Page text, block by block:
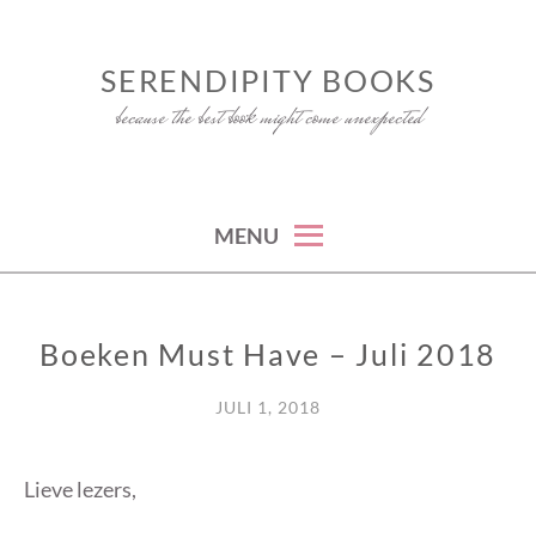
SERENDIPITY BOOKS
because the best book might come unexpected
MENU
BOEKEN
Boeken Must Have – Juli 2018
JULI 1, 2018
Lieve lezers,